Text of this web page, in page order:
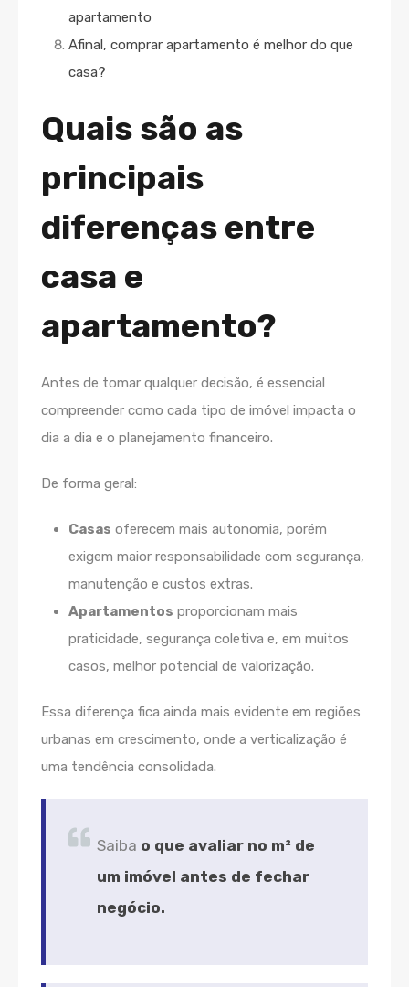
apartamento
Afinal, comprar apartamento é melhor do que
casa?
Quais são as
principais
diferenças entre
casa e
apartamento?
Antes de tomar qualquer decisão, é essencial
compreender como cada tipo de imóvel impacta o
dia a dia e o planejamento financeiro.
De forma geral:
Casas oferecem mais autonomia, porém
exigem maior responsabilidade com segurança,
manutenção e custos extras.
Apartamentos proporcionam mais
praticidade, segurança coletiva e, em muitos
casos, melhor potencial de valorização.
Essa diferença fica ainda mais evidente em regiões
urbanas em crescimento, onde a verticalização é
uma tendência consolidada.
Saiba o que avaliar no m² de
um imóvel antes de fechar
negócio.